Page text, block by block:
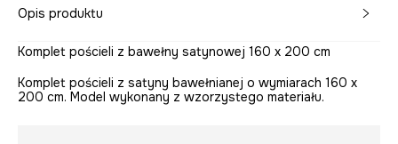
Opis produktu
Komplet pościeli z bawełny satynowej 160 x 200 cm
Komplet pościeli z satyny bawełnianej o wymiarach 160 x
200 cm. Model wykonany z wzorzystego materiału.